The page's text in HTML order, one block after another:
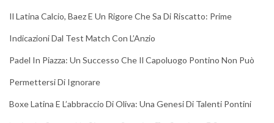
Il Latina Calcio, Baez E Un Rigore Che Sa Di Riscatto: Prime
Indicazioni Dal Test Match Con L’Anzio
Padel In Piazza: Un Successo Che Il Capoluogo Pontino Non Può
Permettersi Di Ignorare
Boxe Latina E L’abbraccio Di Oliva: Una Genesi Di Talenti Pontini